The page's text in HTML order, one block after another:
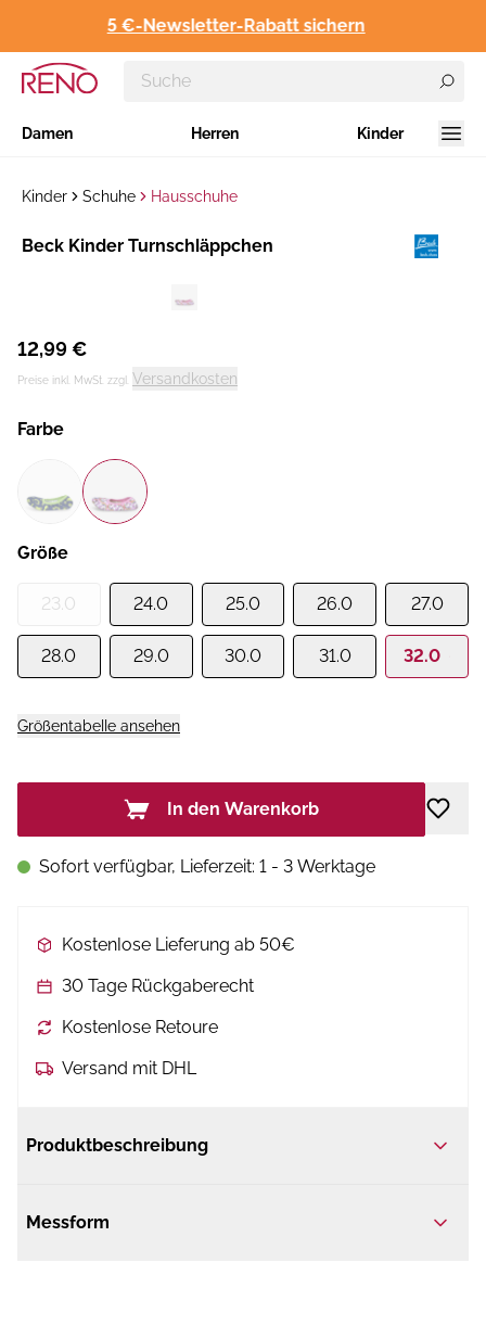
5 €-Newsletter-Rabatt sichern
Damen Herren Kinder
Kinder Schuhe Hausschuhe
Hersteller:
​Beck Kinder Turnschläppchen
12,99 €
Preise inkl. MwSt. zzgl. Versandkosten
Farbe
Größe
23.0 24.0 25.0 26.0 27.0
28.0 29.0 30.0 31.0 32.0
Größentabelle ansehen
In den Warenkorb
Sofort verfügbar, Lieferzeit: 1 - 3 Werktage
Kostenlose Lieferung ab 50€
30 Tage Rückgaberecht
Kostenlose Retoure
Versand mit DHL
Produktbeschreibung
Messform